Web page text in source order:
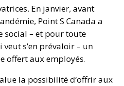
En janvier, avant
Point S Canada a
social – et pour toute
s’en prévaloir – un
offert aux employés.
la possibilité d’offrir aux